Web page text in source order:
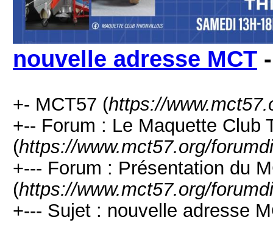
nouvelle adresse MCT
+- MCT57 (https://
+-- Forum : Le Maquette Club
(https://www.mct57.org/
+--- Forum : Présentation du
(https://www.mct57.org/
+--- Sujet : nouvelle adresse